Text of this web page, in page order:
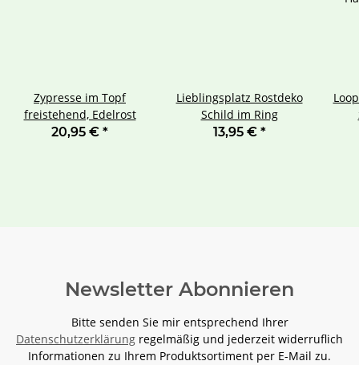
Zypresse im Topf
freistehend, Edelrost
20,95 € *
Lieblingsplatz Rostdeko
Schild im Ring
13,95 € *
Newsletter Abonnieren
Bitte senden Sie mir entsprechend Ihrer
Datenschutzerklärung regelmäßig und jederzeit widerruflich
Informationen zu Ihrem Produktsortiment per E-Mail zu.